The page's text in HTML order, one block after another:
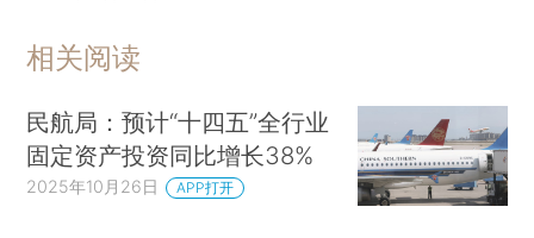
相关阅读
民航局：预计“十四五”全行业
固定资产投资同比增长38%
2025年10月26日 APP打开